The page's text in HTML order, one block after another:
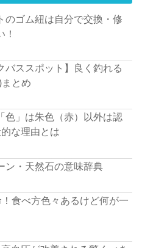
のゴム紐は自分で交換・修
バススポット】良く釣れる
とめ
色」は朱色（赤）以外は認
な理由とは
ン・天然石の意味辞典
食べ方色々あるけど何が一